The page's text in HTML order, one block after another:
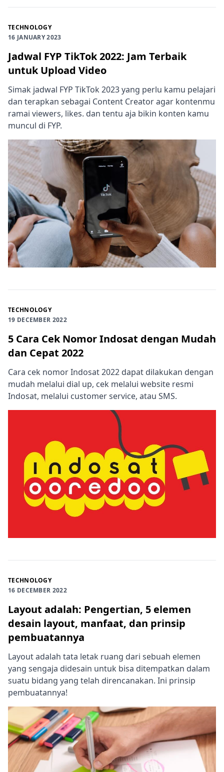
TECHNOLOGY
16 JANUARY 2023
Jadwal FYP TikTok 2022: Jam Terbaik
untuk Upload Video
Simak jadwal FYP TikTok 2023 yang perlu kamu pelajari
dan terapkan sebagai Content Creator agar kontenmu
ramai viewers, likes. dan tentu aja bikin konten kamu
muncul di FYP.
TECHNOLOGY
19 DECEMBER 2022
5 Cara Cek Nomor Indosat dengan Mudah
dan Cepat 2022
Cara cek nomor Indosat 2022 dapat dilakukan dengan
mudah melalui dial up, cek melalui website resmi
Indosat, melalui customer service, atau SMS.
TECHNOLOGY
16 DECEMBER 2022
Layout adalah: Pengertian, 5 elemen
desain layout, manfaat, dan prinsip
pembuatannya
Layout adalah tata letak ruang dari sebuah elemen
yang sengaja didesain untuk bisa ditempatkan dalam
suatu bidang yang telah direncanakan. Ini prinsip
pembuatannya!